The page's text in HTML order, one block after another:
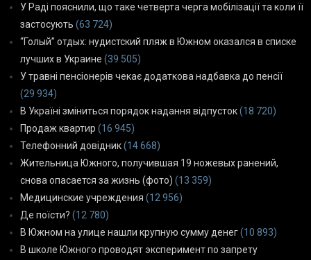
У Раді пояснили, що таке четверта черга мобілізації та коли її
застосують (63 724)
“Голый” отдых: нудистский пляж в Южном оказался в списке
лучших в Украине (39 505)
У травні пенсіонерів чекає додаткова надбавка до пенсії
(29 934)
В Україні зміниться порядок надання відпусток(18 720)
Продаж квартир (16 945)
Телефонний довідник(14 668)
Жительница Южного, получившая 19 ножевых ранений,
снова опасается за жизнь (фото) (13 359)
Медицинские учреждения (12 956)
Де поїсти? (12 780)
В Южном на улице нашли крупную сумму денег(10 893)
В школе Южного проводят эксперимент по запрету